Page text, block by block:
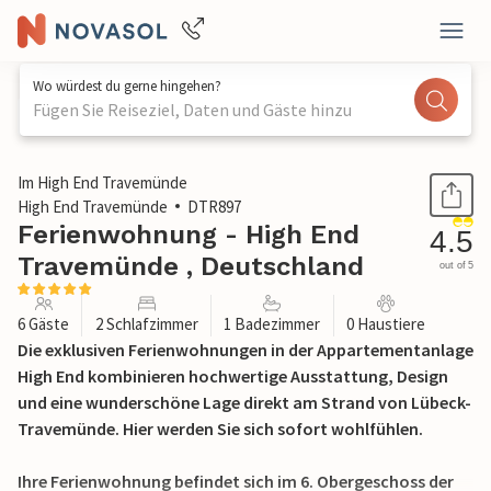
Wo würdest du gerne hingehen?
Fügen Sie Reiseziel, Daten und Gäste hinzu
1 / 37
Im High End Travemünde
High End Travemünde
DTR897
Ferienwohnung - High End
Travemünde , Deutschland
4.5
out of 5
6 Gäste 2 Schlafzimmer 1 Badezimmer 0 Haustiere
Die exklusiven Ferienwohnungen in der Appartementanlage
High End kombinieren hochwertige Ausstattung, Design
und eine wunderschöne Lage direkt am Strand von Lübeck-
Travemünde. Hier werden Sie sich sofort wohlfühlen.
Ihre Ferienwohnung befindet sich im 6. Obergeschoss der